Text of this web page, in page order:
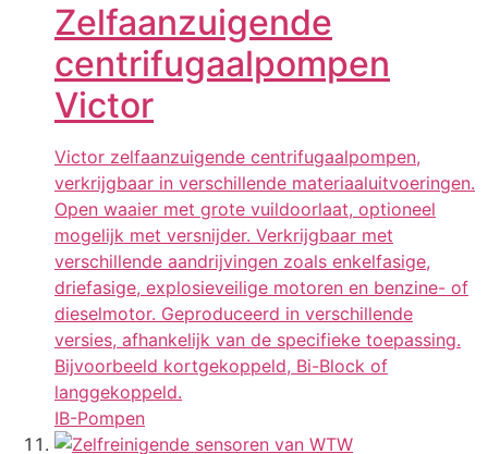
Zelfaanzuigende
centrifugaalpompen
Victor
Victor zelfaanzuigende centrifugaalpompen,
verkrijgbaar in verschillende materiaaluitvoeringen.
Open waaier met grote vuildoorlaat, optioneel
mogelijk met versnijder. Verkrijgbaar met
verschillende aandrijvingen zoals enkelfasige,
driefasige, explosieveilige motoren en benzine- of
dieselmotor. Geproduceerd in verschillende
versies, afhankelijk van de specifieke toepassing.
Bijvoorbeeld kortgekoppeld, Bi-Block of
langgekoppeld.
IB-Pompen